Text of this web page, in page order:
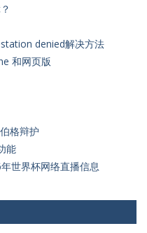
denied解决方法
和网页版
格辩护
能
世界杯网络直播信息